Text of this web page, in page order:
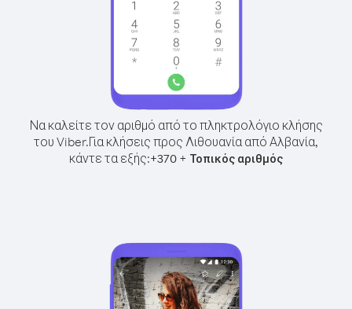
Να καλείτε τον αριθμό από το πληκτρολόγιο κλήσης
του Viber.Για κλήσεις προς Λιθουανία από Αλβανία,
κάντε τα εξής:+370 + Τοπικός αριθμός